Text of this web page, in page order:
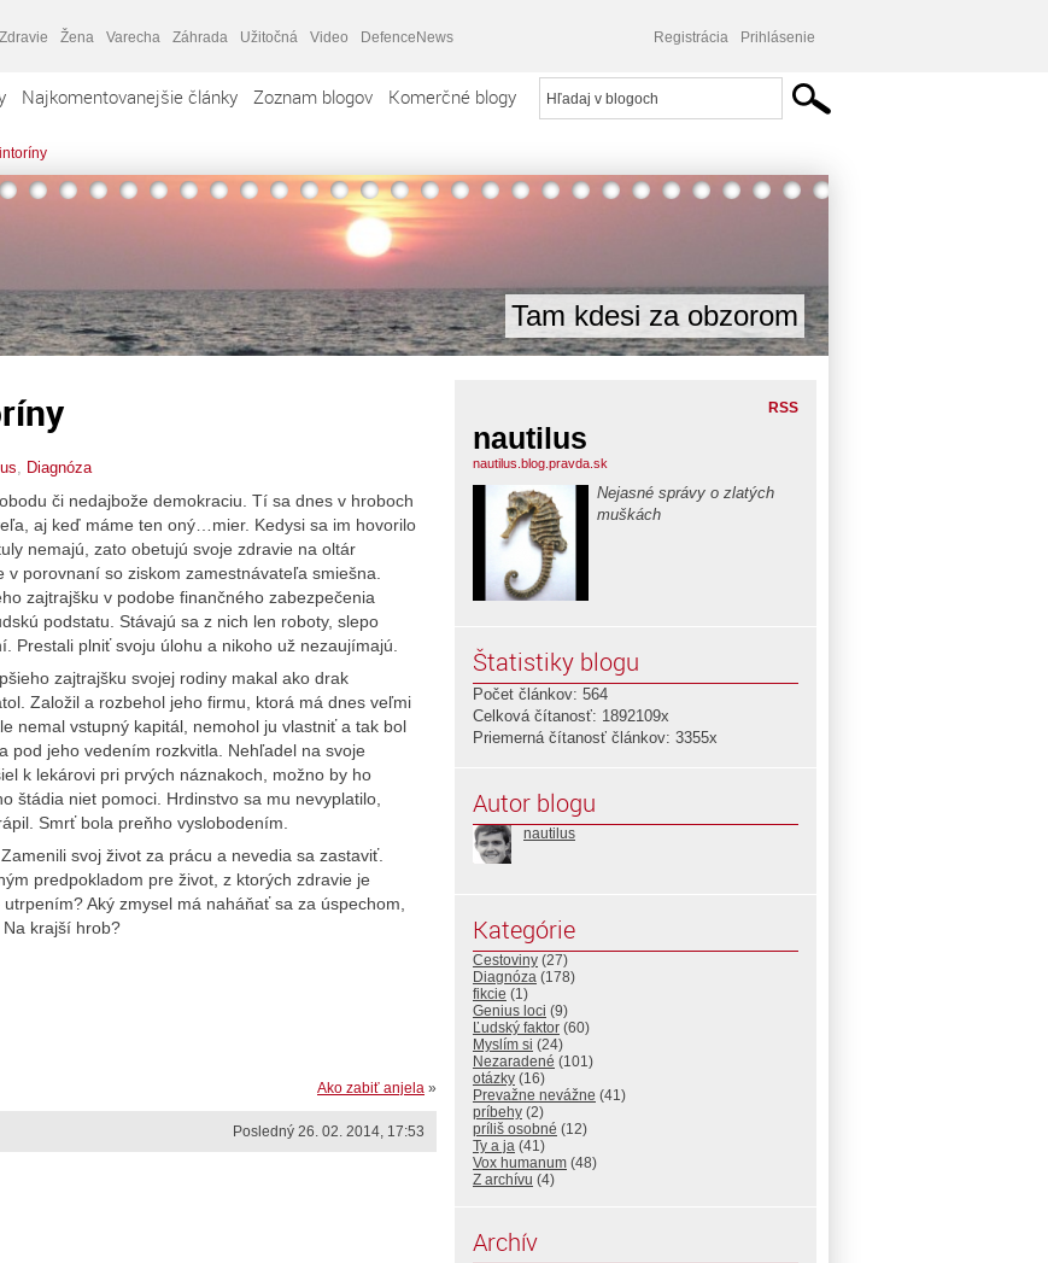
Zdravie Žena Varecha Záhrada Užitočná Video DefenceNews Registrácia Prihlásenie
Najkomentovanejšie články Zoznam blogov Komerčné blogy
Tam kdesi za obzorom
Diagnóza
či nedajbože demokraciu. Tí sa dnes v hroboch
aj keď máme ten oný…mier. Kedysi sa im hovorilo
nemajú, zato obetujú svoje zdravie na oltár
porovnaní so ziskom zamestnávateľa smiešna.
zajtrajšku v podobe finančného zabezpečenia
podstatu. Stávajú sa z nich len roboty, slepo
Prestali plniť svoju úlohu a nikoho už nezaujímajú.
zajtrajšku svojej rodiny makal ako drak
Založil a rozbehol jeho firmu, ktorá má dnes veľmi
nemal vstupný kapitál, nemohol ju vlastniť a tak bol
pod jeho vedením rozkvitla. Nehľadel na svoje
k lekárovi pri prvých náznakoch, možno by ho
štádia niet pomoci. Hrdinstvo sa mu nevyplatilo,
Smrť bola preňho vyslobodením.
svoj život za prácu a nevedia sa zastaviť.
predpokladom pre život, z ktorých zdravie je
Aký zmysel má naháňať sa za úspechom,
krajší hrob?
Ako zabiť anjela »
Posledný 26. 02. 2014, 17:53
RSS
nautilus
nautilus.blog.pravda.sk
Nejasné správy o zlatých
muškách
Štatistiky blogu
Počet článkov: 564
Celková čítanosť: 1892109x
Priemerná čítanosť článkov: 3355x
Autor blogu
nautilus
Kategórie
Cestoviny (27)
Diagnóza (178)
fikcie (1)
Genius loci (9)
Ľudský faktor (60)
Myslím si (24)
Nezaradené (101)
otázky (16)
Prevažne nevážne (41)
príbehy (2)
príliš osobné (12)
Ty a ja (41)
Vox humanum (48)
Z archívu (4)
Archív